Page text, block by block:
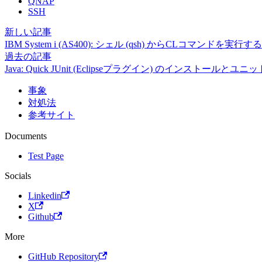
SSH
新しい記事
IBM System i (AS400): シェル (qsh) からCLコマンドを実行する
過去の記事
Java: Quick JUnit (Eclipseプラグイン) のインストールとユニ
事象
対処法
参考サイト
Documents
Test Page
Socials
Linkedin
X
Github
More
GitHub Repository